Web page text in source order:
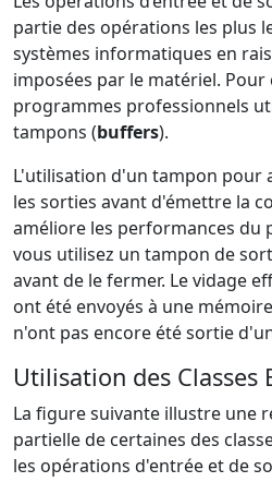
partie des opérations les plus
systèmes informatiques en
imposées par le matériel. Pour
programmes professionnels
tampons (buffers).
L'utilisation d'un tampon pour
les sorties avant d'émettre la
améliore les performances du
vous utilisez un tampon de
avant de le fermer. Le vidage
ont été envoyés à une
n'ont pas encore été sortie
Utilisation des Classes
La figure suivante illustre une
partielle de certaines des
les opérations d'entrée et de